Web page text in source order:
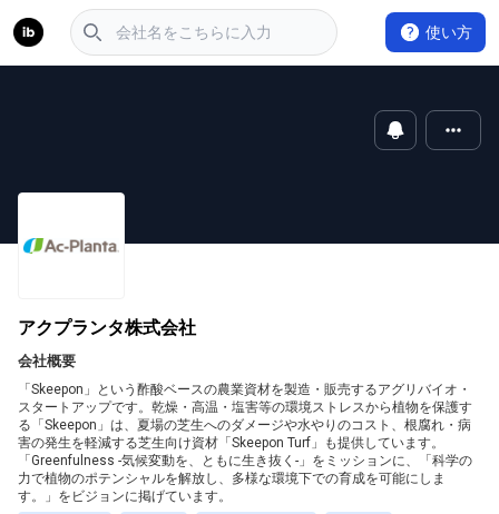
使い方
アクプランタ株式会社
会社概要
「Skeepon」という酢酸ベースの農業資材を製造・販売するアグリバイオ・
スタートアップです。乾燥・高温・塩害等の環境ストレスから植物を保護す
る「Skeepon」は、夏場の芝生へのダメージや水やりのコスト、根腐れ・病
害の発生を軽減する芝生向け資材「Skeepon Turf」も提供しています。
「Greenfulness -気候変動を、ともに生き抜く-」をミッションに、「科学の
力で植物のポテンシャルを解放し、多様な環境下での育成を可能にしま
す。」をビジョンに掲げています。